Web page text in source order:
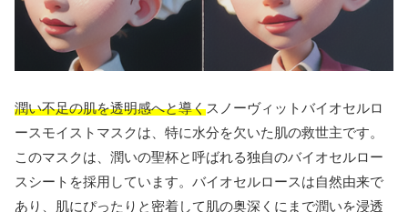
潤い不足の肌を透明感へと導くスノーヴィットバイオセルロ
ースモイストマスクは、特に水分を欠いた肌の救世主です。
このマスクは、潤いの聖杯と呼ばれる独自のバイオセルロー
スシートを採用しています。バイオセルロースは自然由来で
あり、肌にぴったりと密着して肌の奥深くにまで潤いを浸透